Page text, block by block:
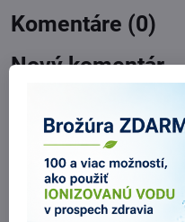
Komentáre (0)
Nový komentár
Názov:
Meno:*